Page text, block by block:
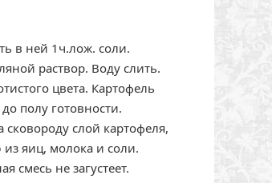
в ней 1ч.лож. соли.
раствор. Воду слить.
цвета. Картофель
полу готовности.
слой картофеля,
яиц, молока и соли.
смесь не загустеет.